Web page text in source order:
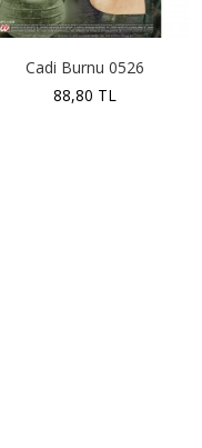
Cadi Burnu 0526
88,80 TL